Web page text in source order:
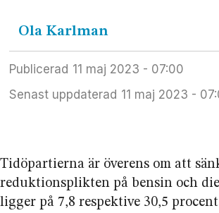
Ola Karlman
Publicerad
11 maj 2023 - 07:00
Senast uppdaterad
11 maj 2023 -
Tidöpartierna är överens om att
reduktionsplikten på bensin och
ligger på 7,8 respektive 30,5